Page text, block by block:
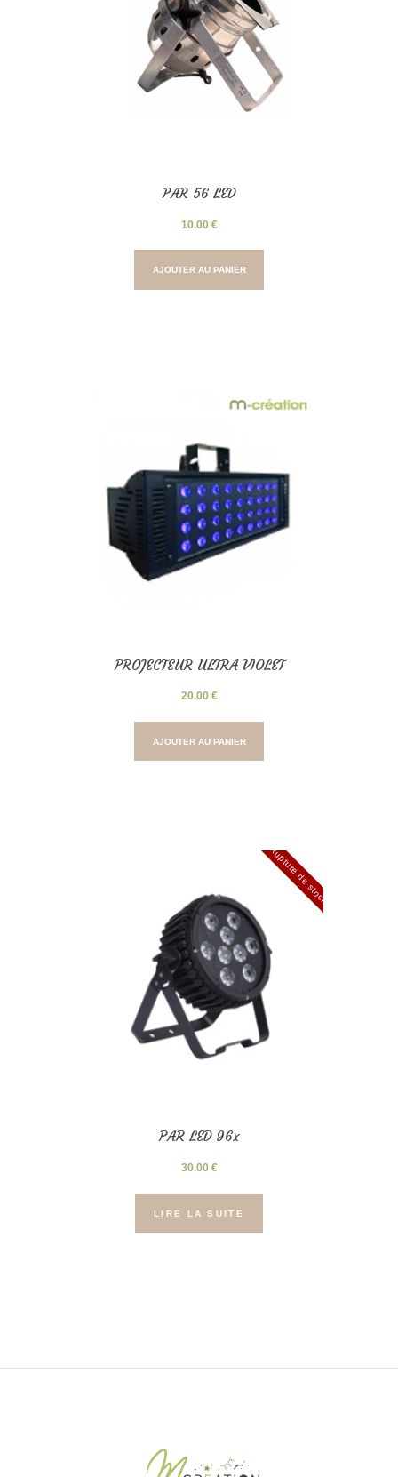
PAR 56 LED
10.00 €
AJOUTER AU PANIER
PROJECTEUR ULTRA VIOLET
20.00 €
AJOUTER AU PANIER
Rupture de stock
PAR LED 96x
30.00 €
LIRE LA SUITE